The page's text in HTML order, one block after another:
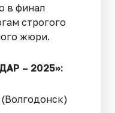
в финал
строгого
жюри.
– 2025»: